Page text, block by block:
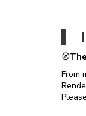
🧭
From